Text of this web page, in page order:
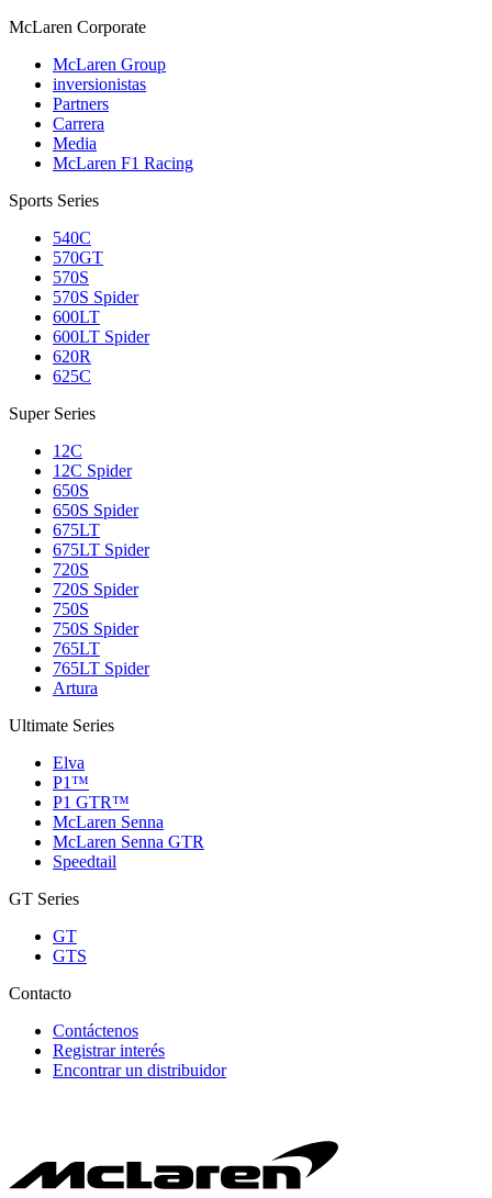
McLaren Corporate
McLaren Group
inversionistas
Partners
Carrera
Media
McLaren F1 Racing
Sports Series
540C
570GT
570S
570S Spider
600LT
600LT Spider
620R
625C
Super Series
12C
12C Spider
650S
650S Spider
675LT
675LT Spider
720S
720S Spider
750S
750S Spider
765LT
765LT Spider
Artura
Ultimate Series
Elva
P1™
P1 GTR™
McLaren Senna
McLaren Senna GTR
Speedtail
GT Series
GT
GTS
Contacto
Contáctenos
Registrar interés
Encontrar un distribuidor